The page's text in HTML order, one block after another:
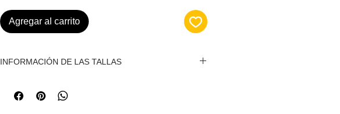
Agregar al carrito
INFORMACIÓN DE LAS TALLAS
para ver la información sobre las tallas, y escoger